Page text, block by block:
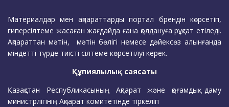
Материалдар мен ақпараттарды портал брендін көрсетіп,
гиперсілтеме жасаған жағдайда ғана қолдануға рұқсат етіледі.
Ақпараттан мәтін, мәтін бөлігі немесе дәйексөз алынғанда
міндетті түрде тиісті сілтеме көрсетілуі керек.
Құпиялылық саясаты
Қазақстан Республикасының Ақпарат және қоғамдық даму
министрлігінің Ақпарат комитетінде тіркеліп